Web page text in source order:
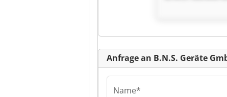
Anfrage an B.N.S. Geräte
Name*